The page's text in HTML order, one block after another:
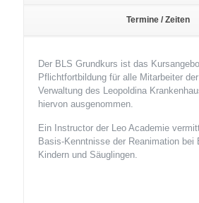
Termine / Zeiten
Der BLS Grundkurs ist das
Pflichtfortbildung für alle Mitarbeiter
Verwaltung des Leopoldina
hiervon ausgenommen.
Ein Instructor der Leo Academie
Basis-Kenntnisse der Reanimation bei
Kindern und Säuglingen.